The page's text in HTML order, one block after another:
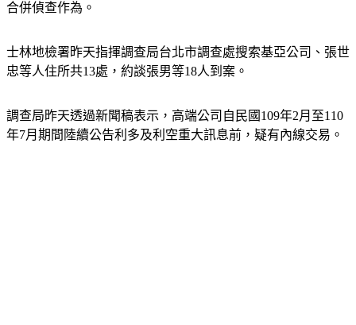
合併偵查作為。
士林地檢署昨天指揮調查局台北市調查處搜索基亞公司、張世
忠等人住所共13處，約談張男等18人到案。
調查局昨天透過新聞稿表示，高端公司自民國109年2月至110
年7月期間陸續公告利多及利空重大訊息前，疑有內線交易。